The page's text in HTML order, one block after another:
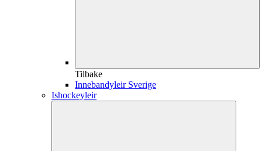
Tilbake
Innebandyleir Sverige
Ishockeyleir